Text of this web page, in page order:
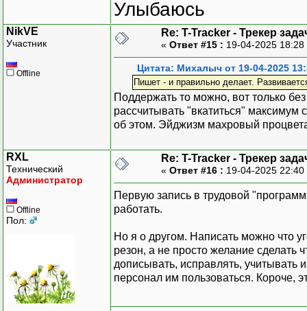
NikVE
Участник
Offline
Re: T-Tracker - Трекер
« Ответ #15 : 19-04-2025
Цитата: Михалыч от 19-04-2025
Пишет - и правильно делает.
Поддержать то можно, вот только
рассчитывать "вкатиться" максимум
об этом. Эйджизм махровый
RXL
Технический
Администратор
Offline
Пол:
Re: T-Tracker - Трекер
« Ответ #16 : 19-04-2025
Первую запись в трудовой
работать.
Но я о другом. Написать можно что
резон, а не просто желание сделать
дописывать, исправлять, учитывать
персонал им пользоваться. Короче,